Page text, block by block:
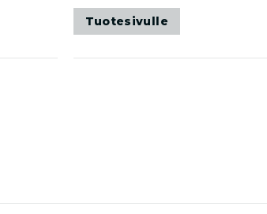
Tuotesivulle